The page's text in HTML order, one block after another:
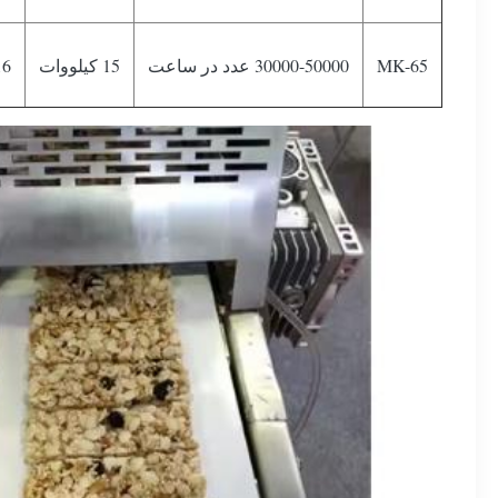
MK-65 30000-50000 عدد در ساعت 15 کیلووات 16 ×